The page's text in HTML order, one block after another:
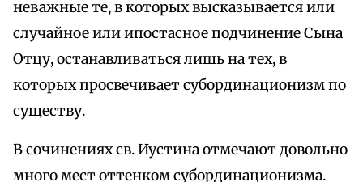
неважные те, в которых высказывается или
случайное или ипостасное подчинение Сына
Отцу, останавливаться лишь на тех, в
которых просвечивает субординационизм по
существу.
В сочинениях св. Иустина отмечают довольно
много мест оттенком субординационизма.